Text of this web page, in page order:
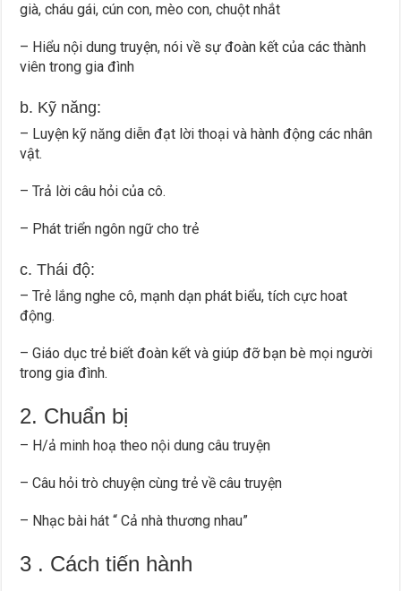
già, cháu gái, cún con, mèo con, chuột nhắt
– Hiểu nội dung truyện, nói về sự đoàn kết của các thành
viên trong gia đình
b. Kỹ năng:
– Luyện kỹ năng diễn đạt lời thoại và hành động các nhân
vật.
– Trả lời câu hỏi của cô.
– Phát triển ngôn ngữ cho trẻ
c. Thái độ:
– Trẻ lắng nghe cô, mạnh dạn phát biểu, tích cực hoat
động.
– Giáo dục trẻ biết đoàn kết và giúp đỡ bạn bè mọi người
trong gia đình.
2. Chuẩn bị
– H/ả minh hoạ theo nội dung câu truyện
– Câu hỏi trò chuyện cùng trẻ về câu truyện
– Nhạc bài hát “ Cả nhà thương nhau”
3 . Cách tiến hành